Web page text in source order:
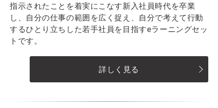
指示されたことを着実にこなす新入社員時代を卒業
し、自分の仕事の範囲を広く捉え、自分で考えて行動
するひとり立ちした若手社員を目指すeラーニングセッ
トです。
詳しく見る